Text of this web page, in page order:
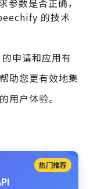
参数是否正确，
的技术
申请和应用有
助您更有效地集
用户体验。
热门推荐